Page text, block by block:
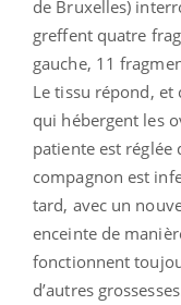
de Bruxelles)
greffent quatre
gauche, 11
Le tissu répond,
qui hébergent les
patiente est réglée
compagnon est
tard, avec un
enceinte de
fonctionnent
d’autres